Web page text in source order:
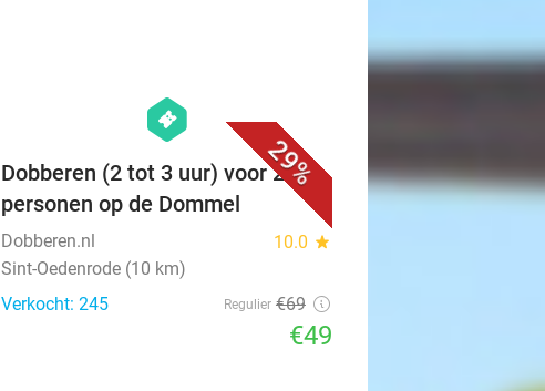
29%
hexagon
events
Dobberen (2 tot 3 uur) voor 2-8
personen op de Dommel
Dobberen.nl 10.0 star
Sint-Oedenrode (10 km)
Verkocht: 245
Regulier €69
€49